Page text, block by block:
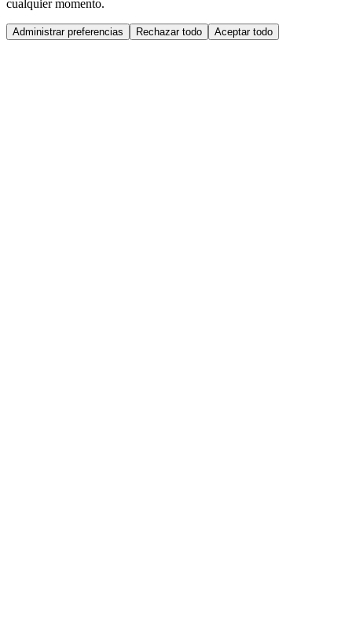
cualquier momento.
Administrar preferencias Rechazar todo Aceptar todo